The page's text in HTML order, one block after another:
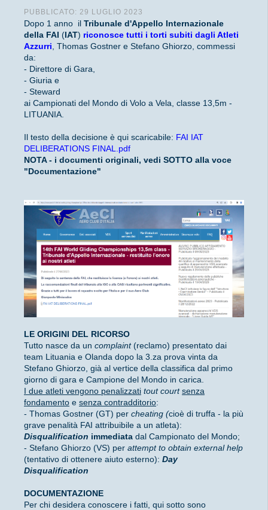
PUBBLICATO: 29 LUGLIO 2023
Dopo 1 anno il Tribunale d'Appello Internazionale
della FAI (IAT) riconosce tutti i torti subiti dagli Atleti
Azzurri , Thomas Gostner e Stefano Ghiorzo, commessi
da:
- Direttore di Gara,
- Giuria e
- Steward
ai Campionati del Mondo di Volo a Vela, classe 13,5m -
LITUANIA.
Il testo della decisione è qui scaricabile: FAI IAT
DELIBERATIONS FINAL.pdf
NOTA - i documenti originali, vedi SOTTO alla voce
"Documentazione"
LE ORIGINI DEL RICORSO
Tutto nasce da un complaint(reclamo) presentato dai
team Lituania e Olanda dopo la 3.za prova vinta da
Stefano Ghiorzo, già al vertice della classifica dal primo
giorno di gara e Campione del Mondo in carica.
I due atleti vengono penalizzati tout court senza
fondamento e senza contradditorio:
- Thomas Gostner (GT) per cheating (cioè di truffa - la più
grave penalità FAI attribuibile a un atleta):
Disqualification immediata dal Campionato del Mondo;
- Stefano Ghiorzo (VS) per attempt to obtain external help
(tentativo di ottenere aiuto esterno): Day
Disqualification
DOCUMENTAZIONE
Per chi desidera conoscere i fatti, qui sotto sono